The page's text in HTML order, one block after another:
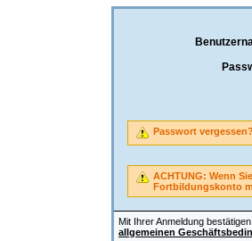
Mit Ihrer Anmeldung
allgemeinen
Passwort
ACHTUNG: Wenn
Fortbildungskonto